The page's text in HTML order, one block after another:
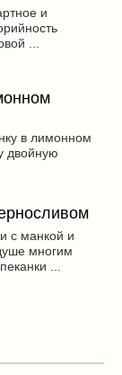
и
...
в лимонном
двойную
с манкой и
многим
...